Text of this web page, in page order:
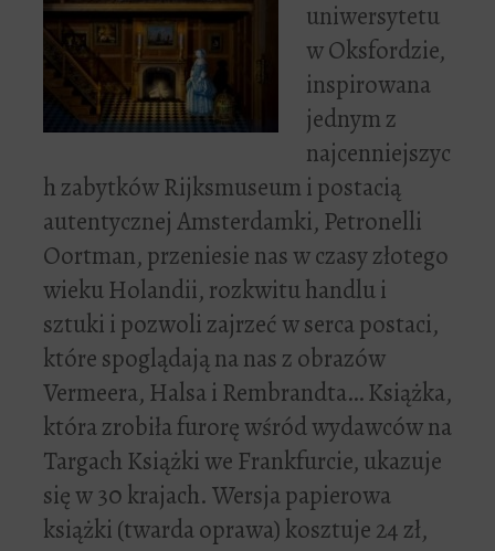
uniwersytetu
w Oksfordzie,
inspirowana
jednym z
najcenniejszyc
h zabytków Rijksmuseum i postacią
autentycznej Amsterdamki, Petronelli
Oortman, przeniesie nas w czasy złotego
wieku Holandii, rozkwitu handlu i
sztuki i pozwoli zajrzeć w serca postaci,
które spoglądają na nas z obrazów
Vermeera, Halsa i Rembrandta… Książka,
która zrobiła furorę wśród wydawców na
Targach Książki we Frankfurcie, ukazuje
się w 30 krajach. Wersja papierowa
książki (twarda oprawa) kosztuje 24 zł,